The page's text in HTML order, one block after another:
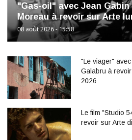
"Gas-oil" avec Jean Gabin
Moreau à revoir sur Arte
08 août 2026 - 15:58
"Le viager"
Galabru à
2026
Le film "Studio
revoir sur Arte